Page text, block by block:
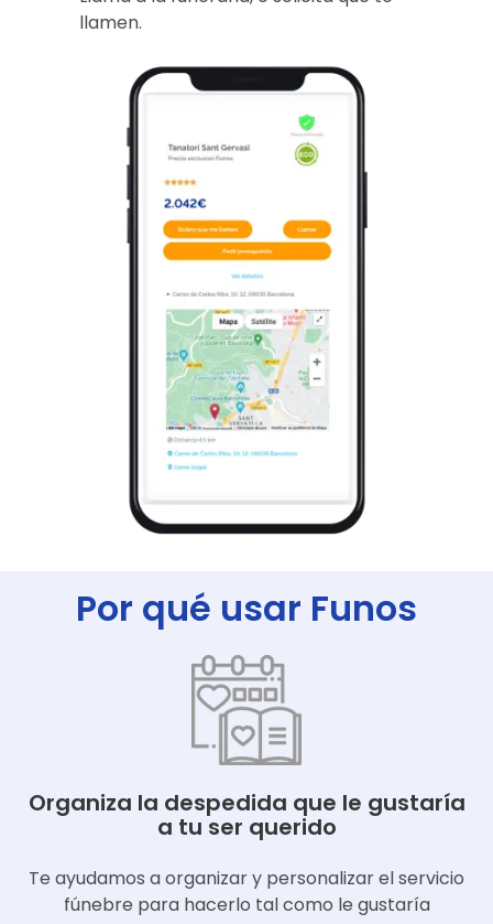
llamen.
Por qué usar Funos
Organiza la despedida que le gustaría
a tu ser querido
Te ayudamos a organizar y personalizar el servicio
fúnebre para hacerlo tal como le gustaría